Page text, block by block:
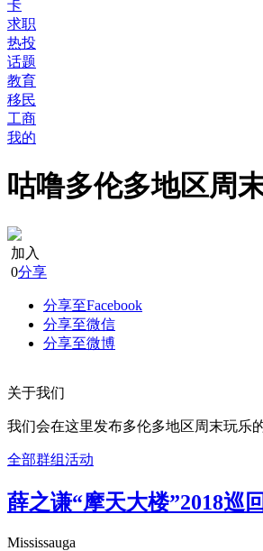
卡
求职
热投
话题
教育
移民
工商
我的
咕噜多伦多地区周
加入
0分享
分享至Facebook
分享至微信
分享至微博
关于我们
我们会在这里发布多伦多地区周末玩乐
全部群组活动
薛之谦“摩天大楼”2018巡
Mississauga